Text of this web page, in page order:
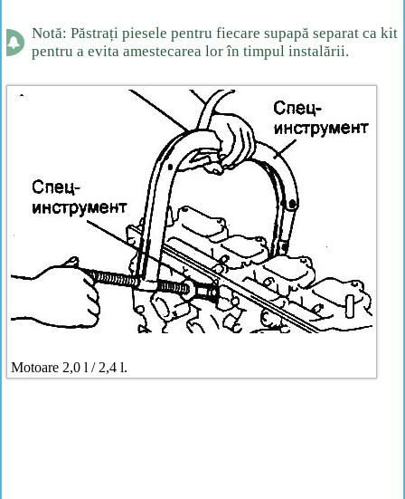
Notă: Păstrați piesele pentru fiecare supapă separat ca kit
pentru a evita amestecarea lor în timpul instalării.
Motoare 2,0 l / 2,4 l.